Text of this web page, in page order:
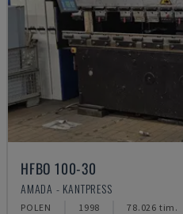
HFBO 100-30
AMADA - KANTPRESS
POLEN 1998 78.026 tim.